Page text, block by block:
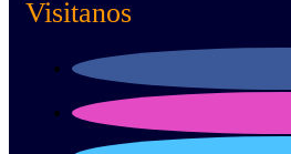
Visitanos